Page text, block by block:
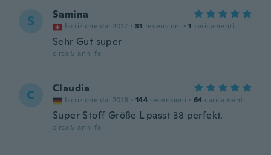
S Samina
Iscrizione dal 2017 · 31 recensioni · 1 caricamenti
Sehr Gut super
circa 5 anni fa
C Claudia
Iscrizione dal 2018 · 144 recensioni · 64 caricamenti
Super Stoff Größe L passt 38 perfekt.
circa 5 anni fa